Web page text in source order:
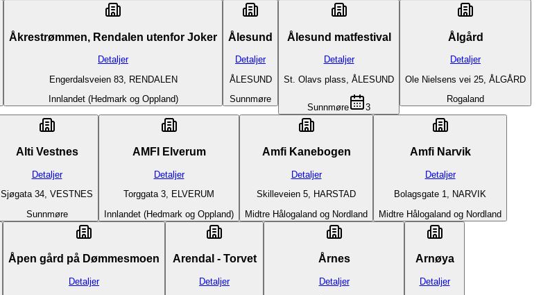
Åkrestrømmen, Rendalen utenfor Joker
Detaljer
Engerdalsveien 83, RENDALEN
Innlandet (Hedmark og Oppland)
Ålesund
Detaljer
ÅLESUND
Sunnmøre
Ålesund matfestival
Detaljer
St. Olavs plass, ÅLESUND
Sunnmøre 3
Ålgård
Detaljer
Ole Nielsens vei 25, ÅLGÅRD
Rogaland
Alti Vestnes
Detaljer
Sjøgata 34, VESTNES
Sunnmøre
AMFI Elverum
Detaljer
Torggata 3, ELVERUM
Innlandet (Hedmark og Oppland)
Amfi Kanebogen
Detaljer
Skilleveien 5, HARSTAD
Midtre Hålogaland og Nordland
Amfi Narvik
Detaljer
Bolagsgate 1, NARVIK
Midtre Hålogaland og Nordland
Åpen gård på Dømmesmoen
Detaljer
Arendal - Torvet
Detaljer
Årnes
Detaljer
Arnøya
Detaljer